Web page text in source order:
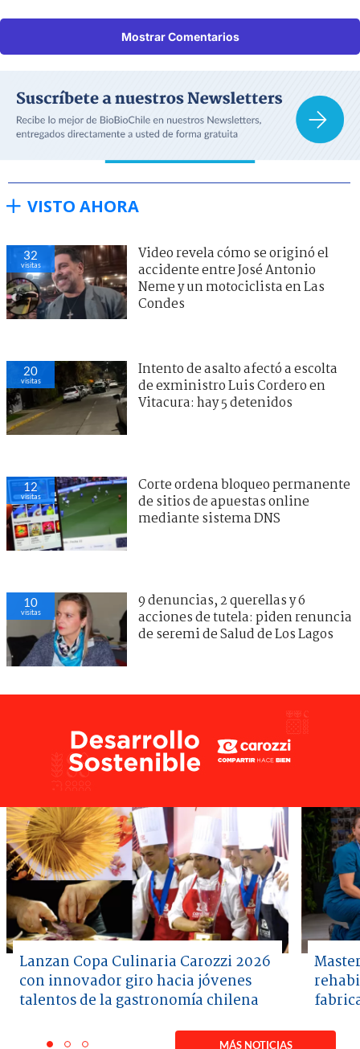
Mostrar Comentarios
VISTO AHORA
32
visitas
Video revela cómo se originó el
accidente entre José Antonio
Neme y un motociclista en Las
Condes
20
visitas
Intento de asalto afectó a escolta
de exministro Luis Cordero en
Vitacura: hay 5 detenidos
12
visitas
Corte ordena bloqueo permanente
de sitios de apuestas online
mediante sistema DNS
10
visitas
9 denuncias, 2 querellas y 6
acciones de tutela: piden renuncia
de seremi de Salud de Los Lagos
Lanzan Copa Culinaria Carozzi 2026
con innovador giro hacia jóvenes
talentos de la gastronomía chilena
MÁS NOTICIAS